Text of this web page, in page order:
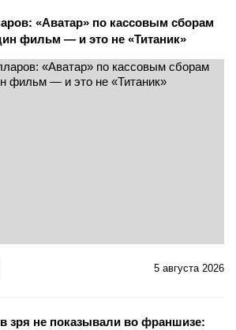
«Аватар» по кассовым сборам
фильм — и это не «Титаник»
5 августа 2026
не показывали во франшизе: